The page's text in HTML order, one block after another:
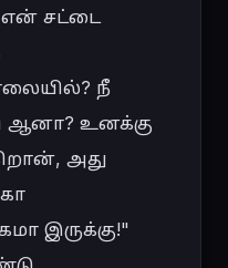
சட்டை
நீ
ஆனா? உனக்கு
அது
இருக்கு!"